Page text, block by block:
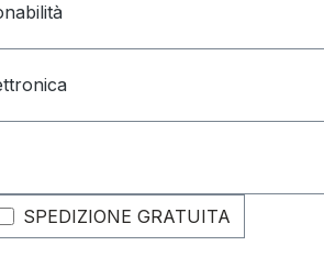
Aggiungi filtro: Spedizione gratuita
SPEDIZIONE GRATUITA